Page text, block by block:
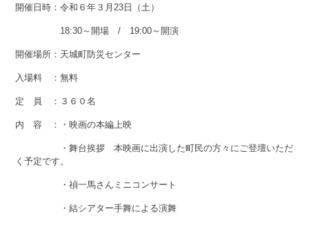
開催日時：令和６年３月23日（土）
18:30～開場 / 19:00～開演
開催場所：天城町防災センター
入場料 ：無料
定 員 ：３６０名
内 容 ：・映画の本編上映
・舞台挨拶 本映画に出演した町民の方々にご登壇いただ
く予定です。
・禎一馬さんミニコンサート
・結シアター手舞による演舞